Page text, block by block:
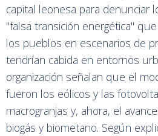
capital leonesa para denunciar
"falsa transición energética"
los pueblos en escenarios de
tendrían cabida en entornos
organización señalan que el
fueron los eólicos y las
macrogranjas y, ahora, el
biogás y biometano. Según